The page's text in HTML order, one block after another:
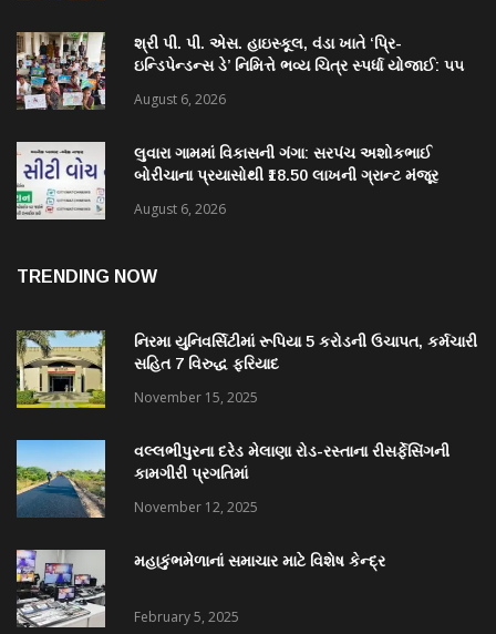
શ્રી પી. પી. એસ. હાઇસ્કૂલ, વંડા ખાતે ‘પ્રિ-
ઇન્ડિપેન્ડન્સ ડે’ નિમિત્તે ભવ્ય ચિત્ર સ્પર્ધા યોજાઈ: ૫૫
August 6, 2026
લુવારા ગામમાં વિકાસની ગંગા: સરપંચ અશોકભાઈ
બોરીચાના પ્રયાસોથી ₹18.50 લાખની ગ્રાન્ટ મંજૂર
August 6, 2026
TRENDING NOW
નિરમા યુનિવર્સિટીમાં રૂપિયા 5 કરોડની ઉચાપત, કર્મચારી
સહિત 7 વિરુદ્ધ ફરિયાદ
November 15, 2025
વલ્લભીપુરના દરેડ મેલાણા રોડ-રસ્તાના રીસર્ફેસિંગની
કામગીરી પ્રગતિમાં
November 12, 2025
મહાકુંભમેળાનાં સમાચાર માટે વિશેષ કેન્દ્ર
February 5, 2025